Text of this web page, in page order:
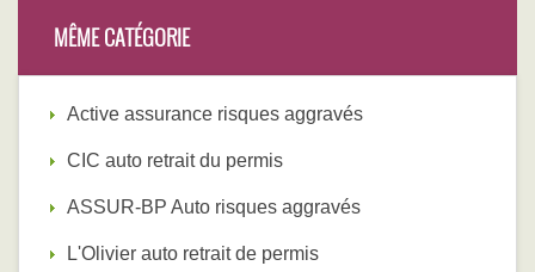
MÊME CATÉGORIE
Active assurance risques aggravés
CIC auto retrait du permis
ASSUR-BP Auto risques aggravés
L'Olivier auto retrait de permis